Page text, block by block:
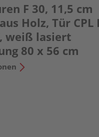
F 30, 11,5 cm
Holz, Tür CPL
weiß lasiert
80 x 56 cm